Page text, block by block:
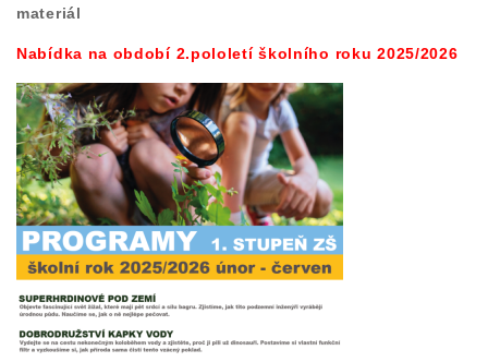
materiál
Nabídka na období 2.pololetí školního roku 2025/2026